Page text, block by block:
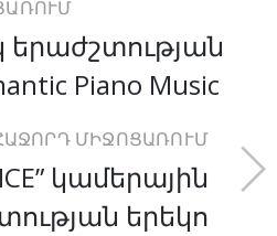
Piano Music
ՄԻՋՈՑԱՌՈՒՄ
կամերային
երեկո